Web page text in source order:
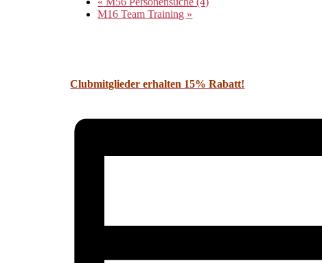
M16 Team Training »
Clubmitglieder erhalten 15% Rabatt!